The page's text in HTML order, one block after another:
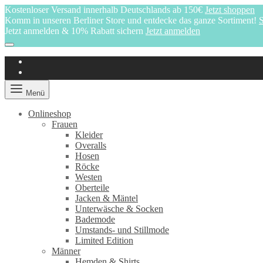
Kostenloser Versand innerhalb Deutschlands ab 150€ Jetzt shoppen
Komm in unseren Berliner Store und entdecke das ganze Sortiment!
Jetzt anmelden & 10% Rabatt sichern Jetzt anmelden
Menü
Onlineshop
Frauen
Kleider
Overalls
Hosen
Röcke
Westen
Oberteile
Jacken & Mäntel
Unterwäsche & Socken
Bademode
Umstands- und Stillmode
Limited Edition
Männer